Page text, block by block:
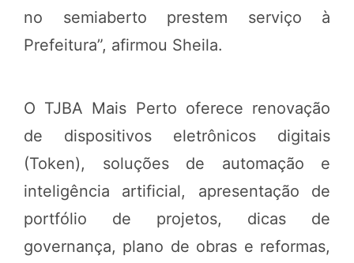
no semiaberto prestem serviço à
Prefeitura”, afirmou Sheila.
O TJBA Mais Perto oferece renovação
de dispositivos eletrônicos digitais
(Token), soluções de automação e
inteligência artificial, apresentação de
portfólio de projetos, dicas de
governança, plano de obras e reformas,